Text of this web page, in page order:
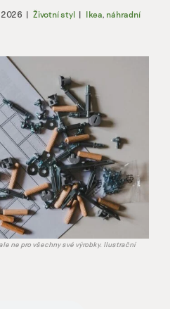
2026 | Životní styl | Ikea, náhradní
ne pro všechny své výrobky. Ilustrační